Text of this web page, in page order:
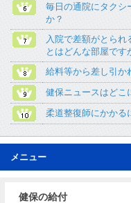
毎日の通院にタクシ
か？
入院で差額がとられ
とはどんな部屋です
給料等から差し引か
健保ニュースはどこ
柔道整復師にかかる
メニュー
健保の給付